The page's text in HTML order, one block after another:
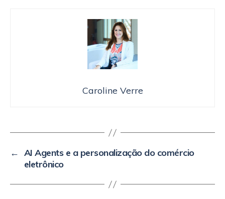
Caroline Verre
← AI Agents e a personalização do comércio
eletrônico